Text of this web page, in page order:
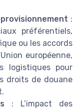
:
préférentiels,
ou les accords
européenne,
logistiques pour
droits de douane
: L’impact des